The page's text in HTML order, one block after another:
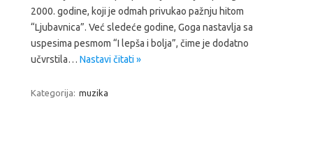
2000. godine, koji je odmah privukao pažnju hitom
“Ljubavnica”. Već sledeće godine, Goga nastavlja sa
uspesima pesmom “I lepša i bolja”, čime je dodatno
učvrstila… Nastavi čitati »
Kategorija: muzika